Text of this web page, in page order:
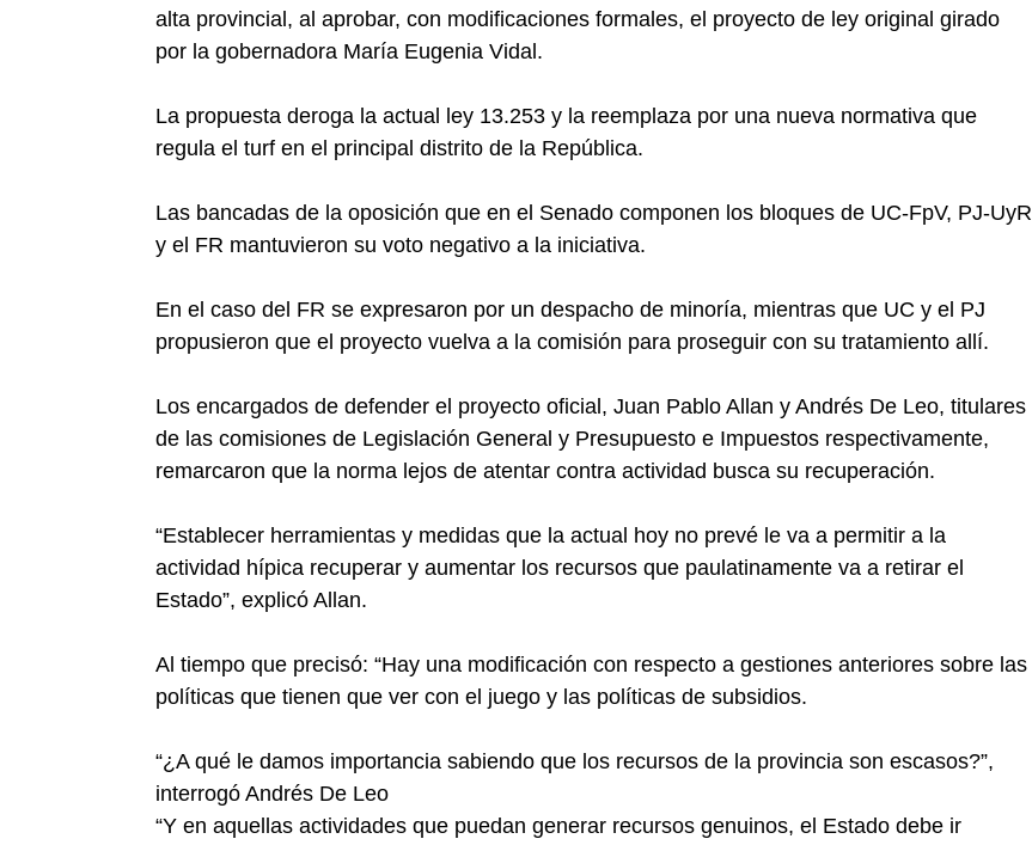
alta provincial, al aprobar, con modificaciones formales, el proyecto de ley original girado
por la gobernadora María Eugenia Vidal.
La propuesta deroga la actual ley 13.253 y la reemplaza por una nueva normativa que
regula el turf en el principal distrito de la República.
Las bancadas de la oposición que en el Senado componen los bloques de UC-FpV, PJ-UyR
y el FR mantuvieron su voto negativo a la iniciativa.
En el caso del FR se expresaron por un despacho de minoría, mientras que UC y el PJ
propusieron que el proyecto vuelva a la comisión para proseguir con su tratamiento allí.
Los encargados de defender el proyecto oficial, Juan Pablo Allan y Andrés De Leo, titulares
de las comisiones de Legislación General y Presupuesto e Impuestos respectivamente,
remarcaron que la norma lejos de atentar contra actividad busca su recuperación.
“Establecer herramientas y medidas que la actual hoy no prevé le va a permitir a la
actividad hípica recuperar y aumentar los recursos que paulatinamente va a retirar el
Estado”, explicó Allan.
Al tiempo que precisó: “Hay una modificación con respecto a gestiones anteriores sobre las
políticas que tienen que ver con el juego y las políticas de subsidios.
“¿A qué le damos importancia sabiendo que los recursos de la provincia son escasos?”,
interrogó Andrés De Leo
“Y en aquellas actividades que puedan generar recursos genuinos, el Estado debe ir